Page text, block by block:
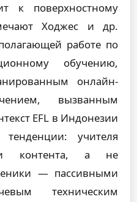
к поверхностному
Ходжес и др.
работе по
обучению,
онлайн-
вызванным
EFL в Индонезии
тенденции: учителя
контента, а не
— пассивными
техническим